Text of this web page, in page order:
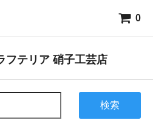
0
テリア 硝子工芸店
検索